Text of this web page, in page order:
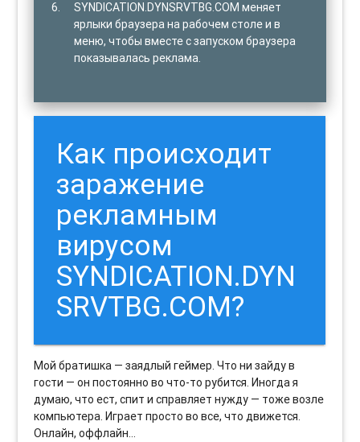
SYNDICATION.DYNSRVTBG.COM меняет
ярлыки браузера на рабочем столе и в
меню, чтобы вместе с запуском браузера
показывалась реклама.
Как происходит
заражение
рекламным
вирусом
SYNDICATION.DYN
SRVTBG.COM?
Мой братишка — заядлый геймер. Что ни зайду в
гости — он постоянно во что-то рубится. Иногда я
думаю, что ест, спит и справляет нужду — тоже возле
компьютера. Играет просто во все, что движется.
Онлайн, оффлайн…